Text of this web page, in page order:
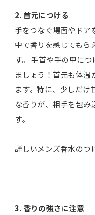
2. 首元につける
手をつなぐ場面やドア
中で香りを感じてもら
す。 手首や手の甲に
ましょう！首元も体温
ます。特に、少しだけ
な香りが、相手を包み
す。
詳しいメンズ香水のつ
3. 香りの強さに注意